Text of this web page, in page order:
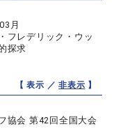
月
フレデリック・ウッ
探求
【 表示 ／非表示 】
協会 第42回全国大会